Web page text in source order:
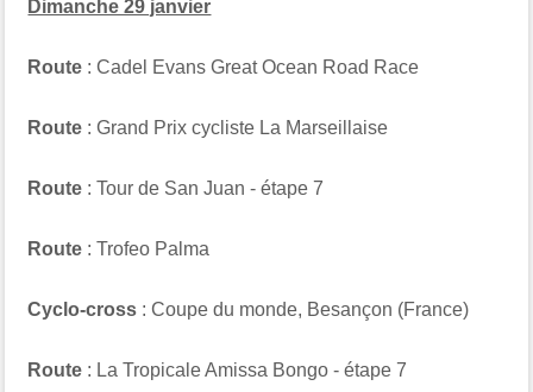
Dimanche 29 janvier
Route : Cadel Evans Great Ocean Road Race
Route : Grand Prix cycliste La Marseillaise
Route : Tour de San Juan - étape 7
Route : Trofeo Palma
Cyclo-cross : Coupe du monde, Besançon (France)
Route : La Tropicale Amissa Bongo - étape 7